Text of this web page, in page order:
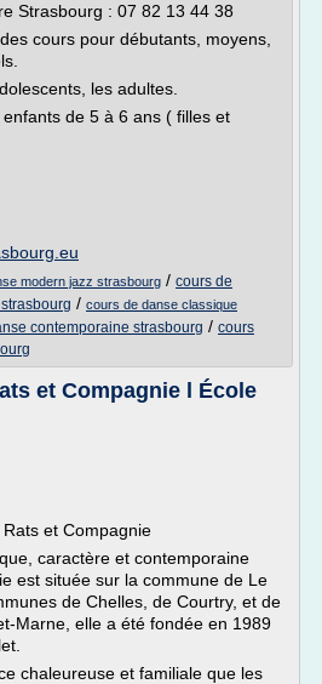
Strasbourg : 07 82 13 44 38
cours pour débutants, moyens,
les adultes.
de 5 à 6 ans ( filles et
modern jazz strasbourg / cours de
/ cours de danse classique
contemporaine strasbourg / cours
et Compagnie l École
et Compagnie
caractère et contemporaine
est située sur la commune de Le
de Chelles, de Courtry, et de
Marne, elle a été fondée en 1989
chaleureuse et familiale que les